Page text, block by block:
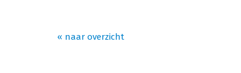
« naar overzicht